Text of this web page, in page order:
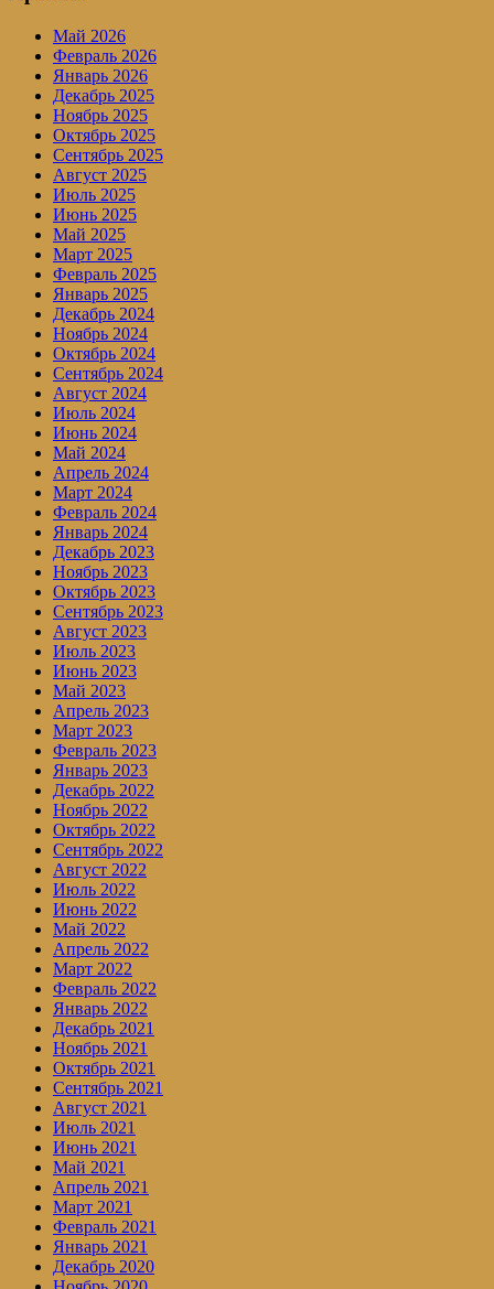
Май 2026
Февраль 2026
Январь 2026
Декабрь 2025
Ноябрь 2025
Октябрь 2025
Сентябрь 2025
Август 2025
Июль 2025
Июнь 2025
Май 2025
Март 2025
Февраль 2025
Январь 2025
Декабрь 2024
Ноябрь 2024
Октябрь 2024
Сентябрь 2024
Август 2024
Июль 2024
Июнь 2024
Май 2024
Апрель 2024
Март 2024
Февраль 2024
Январь 2024
Декабрь 2023
Ноябрь 2023
Октябрь 2023
Сентябрь 2023
Август 2023
Июль 2023
Июнь 2023
Май 2023
Апрель 2023
Март 2023
Февраль 2023
Январь 2023
Декабрь 2022
Ноябрь 2022
Октябрь 2022
Сентябрь 2022
Август 2022
Июль 2022
Июнь 2022
Май 2022
Апрель 2022
Март 2022
Февраль 2022
Январь 2022
Декабрь 2021
Ноябрь 2021
Октябрь 2021
Сентябрь 2021
Август 2021
Июль 2021
Июнь 2021
Май 2021
Апрель 2021
Март 2021
Февраль 2021
Январь 2021
Декабрь 2020